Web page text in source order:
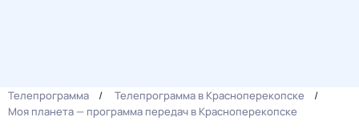
Телепрограмма
Телепрограмма в Красноперекопске
Моя планета — программа передач в Красноперекопске